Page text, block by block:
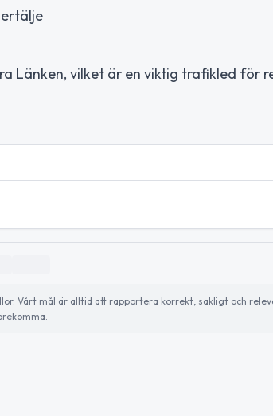
Länken, vilket är en viktig trafikled för
Vårt mål är alltid att rapportera korrekt, sakligt och